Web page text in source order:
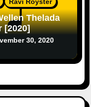
Ravi Royster
Mawaala by Ravi Royster [2020]
30, 2020